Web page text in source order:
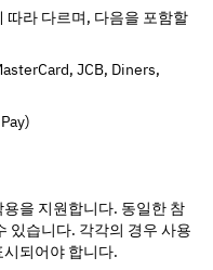
따라 다르며, 다음을 포함할
JCB, Diners,
을 지원합니다. 동일한 참
있습니다. 각각의 경우 사용
되어야 합니다.